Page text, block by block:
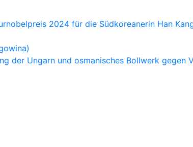
2024 für die Südkoreanerin Han
der Ungarn und osmanisches Bollwerk gegen